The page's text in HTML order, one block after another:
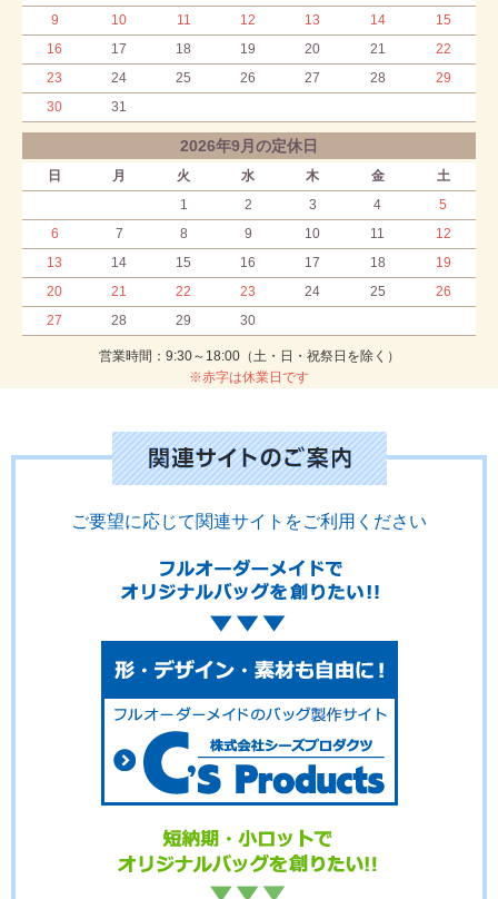
9
10 11 12 13 14
15
16
17 18 19 20 21
22
23
24 25 26 27 28
29
30
31
2026年9月の定休日
日 月 火 水 木 金
土
1
2 3 4
5
6
7 8 9 10 11
12
13
14 15 16 17 18
19
20
21 22 23 24 25
26
27
28 29 30
営業時間：9:30～18:00（土・日・祝祭日を除く）
※赤字は休業日です
ご要望に応じて関連サイトをご利用ください